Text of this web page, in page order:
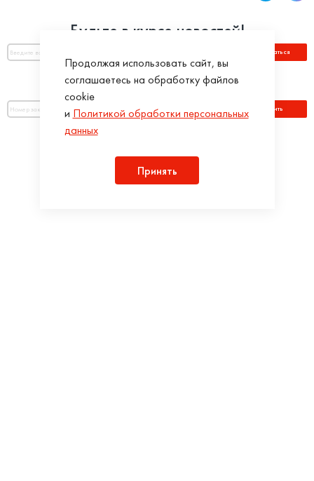
Будьте в курсе новостей!
Подписаться
Оплатить по номеру заказа:
Оплатить
Продолжая использовать сайт, вы
соглашаетесь на обработку файлов
cookie
и Политикой обработки персональных
данных
Принять